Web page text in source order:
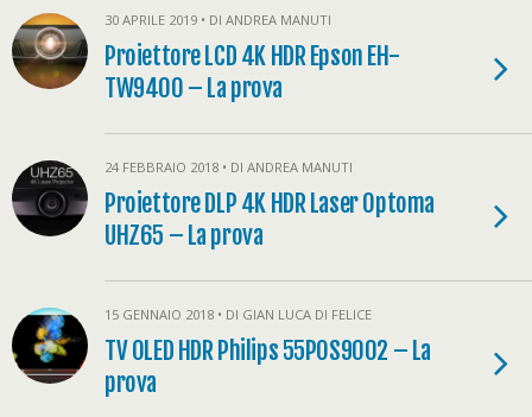
30 APRILE 2019 • DI ANDREA MANUTI
Proiettore LCD 4K HDR Epson EH-
TW9400 – La prova
24 FEBBRAIO 2018 • DI ANDREA MANUTI
Proiettore DLP 4K HDR Laser Optoma
UHZ65 – La prova
15 GENNAIO 2018 • DI GIAN LUCA DI FELICE
TV OLED HDR Philips 55POS9002 – La
prova